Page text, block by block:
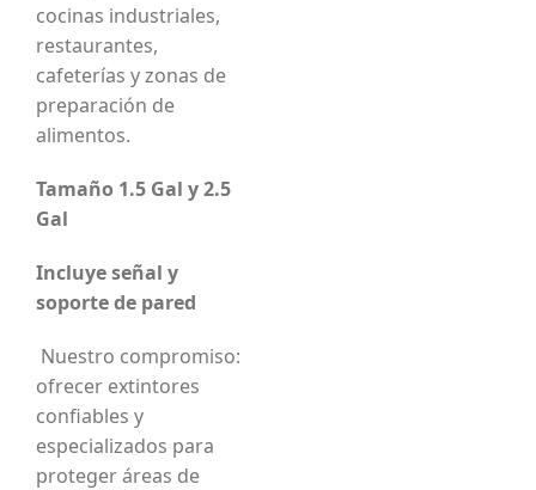
cocinas industriales,
restaurantes,
cafeterías y zonas de
preparación de
alimentos.
Tamaño 1.5 Gal y 2.5
Gal
Incluye señal y
soporte de pared
Nuestro compromiso:
ofrecer extintores
confiables y
especializados para
proteger áreas de